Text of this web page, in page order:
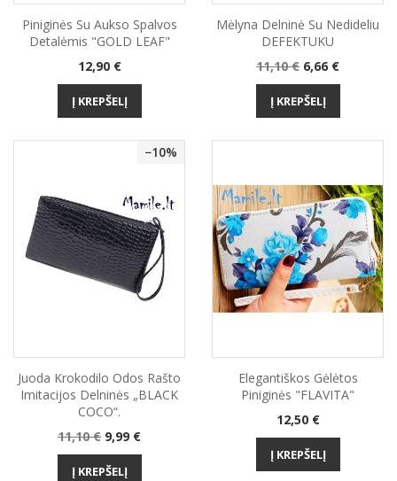
Piniginės Su Aukso Spalvos
Detalėmis "GOLD LEAF"
Kaina
12,90 €
Į KREPŠELĮ
Mėlyna Delninė Su Nedideliu
DEFEKTUKU
Bazinė
kaina
11,10 € Kaina
6,66 €
Į KREPŠELĮ
−10%
Juoda Krokodilo Odos Rašto
Imitacijos Delninės „BLACK
COCO“.
Bazinė
kaina
11,10 € Kaina
9,99 €
Į KREPŠELĮ
Elegantiškos Gėlėtos
Piniginės "FLAVITA"
Kaina
12,50 €
Į KREPŠELĮ